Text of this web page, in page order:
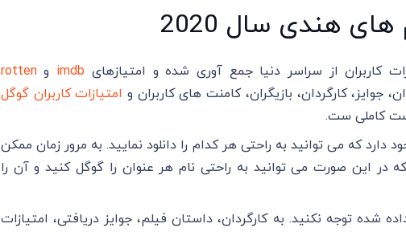
از سراسر دنیا جمع آوری شده و امتیازهای imdb وrotten
جوایز، کارگردان، بازیگران، کامنت های کاربران و امتیازات کاربران گوگل
کاملی ست.
دارد که می توانید به راحتی هر کدام را دانلود نمایید. به مرور زمان ممکن
در این صورت می توانید به راحتی نام هر عنوان را گوگل کنید و آن را
شده توجه نکنید. به کارگردان، داستان فیلم، جوایز دریافتی، امتیازات